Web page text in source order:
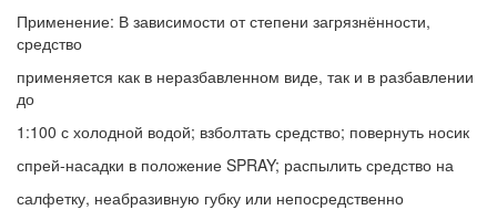
Применение: В зависимости от степени загрязнённости,
средство
применяется как в неразбавленном виде, так и в разбавлении
до
1:100 с холодной водой; взболтать средство; повернуть носик
спрей-насадки в положение SPRAY; распылить средство на
салфетку, неабразивную губку или непосредственно